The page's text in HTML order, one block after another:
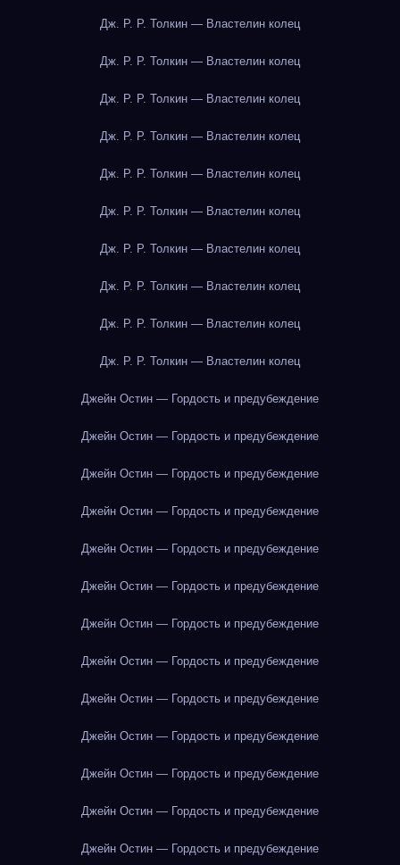
Дж. Р. Р. Толкин — Властелин колец
Дж. Р. Р. Толкин — Властелин колец
Дж. Р. Р. Толкин — Властелин колец
Дж. Р. Р. Толкин — Властелин колец
Дж. Р. Р. Толкин — Властелин колец
Дж. Р. Р. Толкин — Властелин колец
Дж. Р. Р. Толкин — Властелин колец
Дж. Р. Р. Толкин — Властелин колец
Дж. Р. Р. Толкин — Властелин колец
Дж. Р. Р. Толкин — Властелин колец
Джейн Остин — Гордость и предубеждение
Джейн Остин — Гордость и предубеждение
Джейн Остин — Гордость и предубеждение
Джейн Остин — Гордость и предубеждение
Джейн Остин — Гордость и предубеждение
Джейн Остин — Гордость и предубеждение
Джейн Остин — Гордость и предубеждение
Джейн Остин — Гордость и предубеждение
Джейн Остин — Гордость и предубеждение
Джейн Остин — Гордость и предубеждение
Джейн Остин — Гордость и предубеждение
Джейн Остин — Гордость и предубеждение
Джейн Остин — Гордость и предубеждение